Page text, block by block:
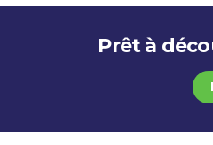
Prêt à